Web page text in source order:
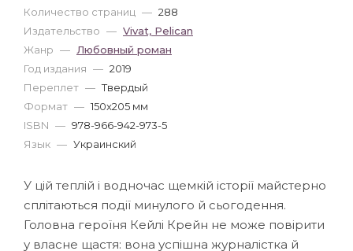
Количество страниц — 288
Издательство — Vivat, Pelican
Жанр — Любовный роман
Год издания — 2019
Переплет — Твердый
Формат — 150x205 мм
ISBN — 978-966-942-973-5
Язык — Украинский
У цій теплій і водночас щемкій історії майстерно
сплітаються події минулого й сьогодення.
Головна героїня Кейлі Крейн не може повірити
у власне щастя: вона успішна журналістка й